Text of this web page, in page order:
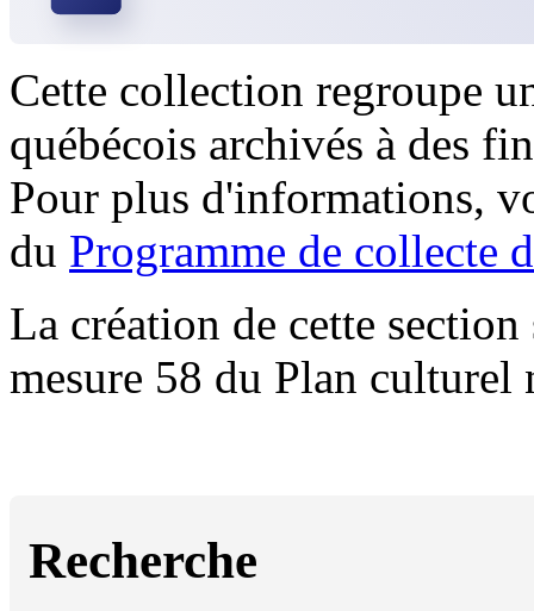
Cette collection regroupe
québécois archivés à des
Pour plus d'informations,
du Programme de collecte
La création de cette
mesure 58 du Plan culturel
Recherche